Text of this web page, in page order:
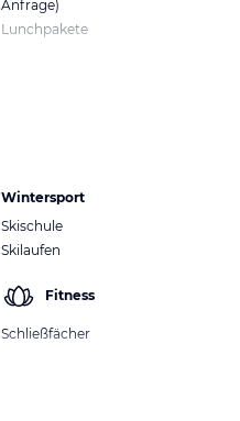
Anfrage)
Lunchpakete
Wintersport
Skischule
Skilaufen
Fitness
Schließfächer